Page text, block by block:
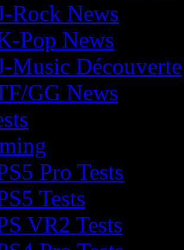
Rock News
Pop News
Music Découverte
GG News
Pro Tests
Tests
VR2 Tests